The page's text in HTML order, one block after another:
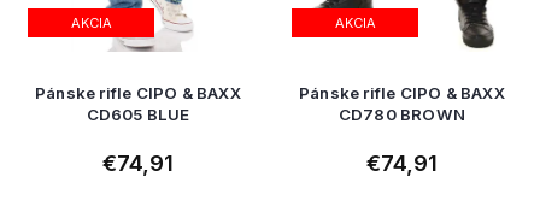
AKCIA
Pánske rifle CIPO & BAXX
CD605 BLUE
€74,91
AKCIA
Pánske rifle CIPO & BAXX
CD780 BROWN
€74,91